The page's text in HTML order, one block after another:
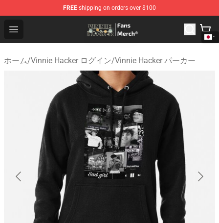
FREE shipping on orders over $100
Open menu
Vinnie Hacker Store - Official Vinnie Hacker Merchandise
ホーム/Vinnie Hacker ログイン/Vinnie Hacker パーカー